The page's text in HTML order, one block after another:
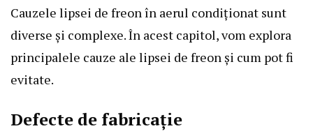
Cauzele lipsei de freon în aerul condiționat sunt
diverse și complexe. În acest capitol, vom explora
principalele cauze ale lipsei de freon și cum pot fi
evitate.
Defecte de fabricație